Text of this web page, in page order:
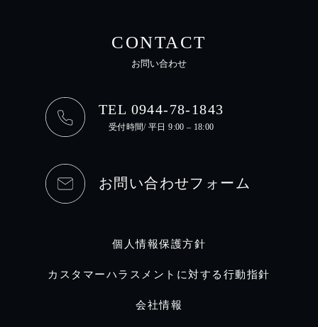
CONTACT
お問い合わせ
TEL 0944-78-1843
受付時間/ 平日 9:00 – 18:00
お問い合わせフォーム
個人情報保護方針
カスタマーハラスメントに対する行動指針
会社情報